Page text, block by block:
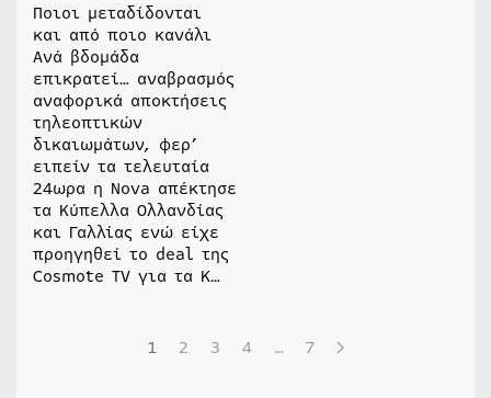
Ποιοι μεταδίδονται
και από ποιο κανάλι
Ανά βδομάδα
επικρατεί… αναβρασμός
αναφορικά αποκτήσεις
τηλεοπτικών
δικαιωμάτων, φερ’
ειπείν τα τελευταία
24ωρα η Nova απέκτησε
τα Κύπελλα Ολλανδίας
και Γαλλίας ενώ είχε
προηγηθεί το deal της
Cosmote TV για τα Κ…
1 2 3 4 … 7